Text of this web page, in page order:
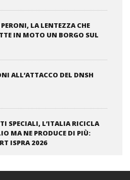
PERONI, LA LENTEZZA CHE
IN MOTO UN BORGO SUL
ALL’ATTACCO DEL DNSH
SPECIALI, L’ITALIA RICICLA
MA NE PRODUCE DI PIÙ:
ISPRA 2026